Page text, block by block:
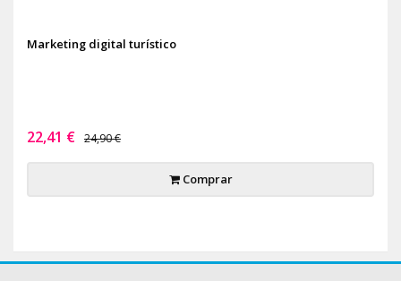
Marketing digital turístico
22,41 € 24,90 €
Comprar